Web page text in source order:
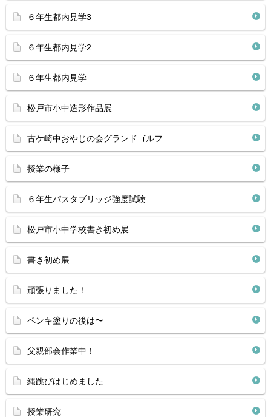
６年生都内見学3
６年生都内見学2
６年生都内見学
松戸市小中造形作品展
古ケ崎中おやじの会グランドゴルフ
授業の様子
６年生パスタブリッジ強度試験
松戸市小中学校書き初め展
書き初め展
頑張りました！
ペンキ塗りの後は〜
父親部会作業中！
縄跳びはじめました
授業研究